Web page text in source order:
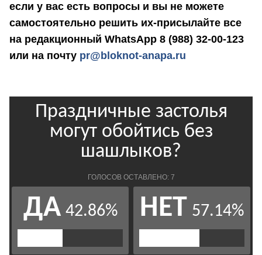
если у вас есть вопросы и вы не можете
самостоятельно решить их-присылайте все
на редакционный WhatsApp 8 (988) 32-00-123
или на почту pr@bloknot-anapa.ru